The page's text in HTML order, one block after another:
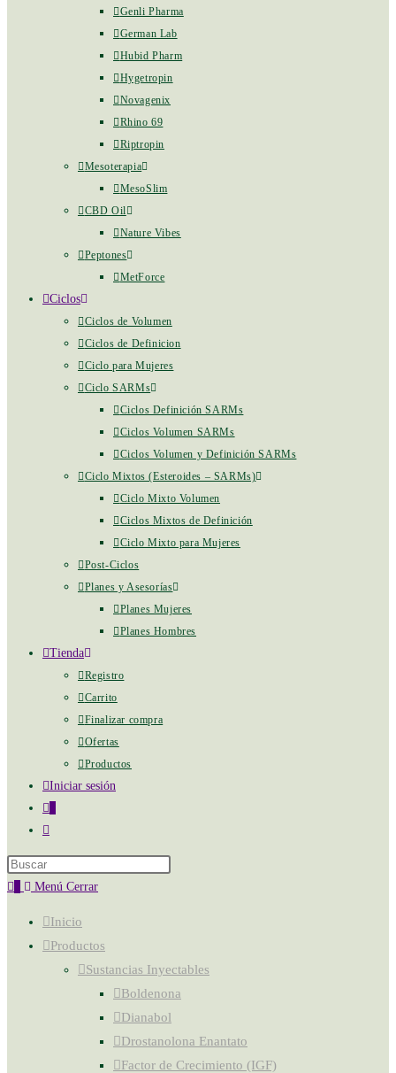
Genli Pharma
German Lab
Hubid Pharm
Hygetropin
Novagenix
Rhino 69
Riptropin
Mesoterapia
MesoSlim
CBD Oil
Nature Vibes
Peptones
MetForce
Ciclos
Ciclos de Volumen
Ciclos de Definicion
Ciclo para Mujeres
Ciclo SARMs
Ciclos Definición SARMs
Ciclos Volumen SARMs
Ciclos Volumen y Definición SARMs
Ciclo Mixtos (Esteroides – SARMs)
Ciclo Mixto Volumen
Ciclos Mixtos de Definición
Ciclo Mixto para Mujeres
Post-Ciclos
Planes y Asesorías
Planes Mujeres
Planes Hombres
Tienda
Registro
Carrito
Finalizar compra
Ofertas
Productos
Iniciar sesión
Alternar
de
la
web
Menú Cerrar
Inicio
Productos
Sustancias Inyectables
Boldenona
Dianabol
Drostanolona Enantato
Factor de Crecimiento (IGF)